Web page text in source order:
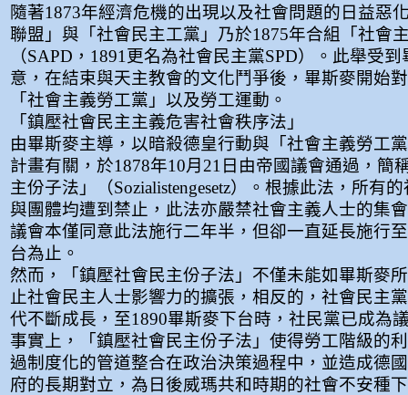
隨著1873年經濟危機的出現以及社會問題的日益惡
聯盟」與「社會民主工黨」乃於1875年合組「社會
（SAPD，1891更名為社會民主黨SPD）。此舉受
意，在結束與天主教會的文化鬥爭後，畢斯麥開始
「社會主義勞工黨」以及勞工運動。
「鎮壓社會民主主義危害社會秩序法」
由畢斯麥主導，以暗殺德皇行動與「社會主義勞工
計畫有關，於1878年10月21日由帝國議會通過，簡
主份子法」（Sozialistengesetz）。根據此法，所有
與團體均遭到禁止，此法亦嚴禁社會主義人士的集
議會本僅同意此法施行二年半，但卻一直延長施行
台為止。
然而，「鎮壓社會民主份子法」不僅未能如畢斯麥
止社會民主人士影響力的擴張，相反的，社會民主
代不斷成長，至1890畢斯麥下台時，社民黨已成為
事實上，「鎮壓社會民主份子法」使得勞工階級的
過制度化的管道整合在政治決策過程中，並造成德
府的長期對立，為日後威瑪共和時期的社會不安種